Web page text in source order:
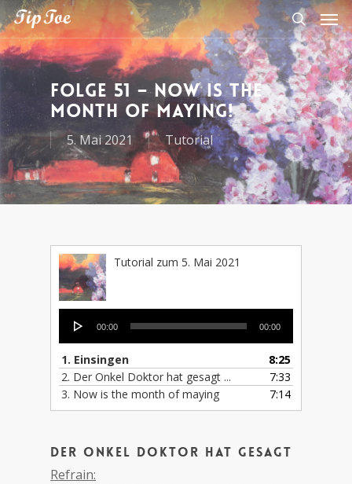
Folge 51 – Now is the
month of maying!
5. Mai 2021 Tutorial
Tutorial zum 5. Mai 2021
Player
00:00 00:00
1. Einsingen
8:25
2. Der Onkel Doktor hat gesagt ...
7:33
3. Now is the month of maying
7:14
Der Onkel Doktor hat gesagt
Refrain: